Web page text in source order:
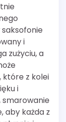
i
zużyciu, a
które z kolei
i
smarowanie
aby każda z